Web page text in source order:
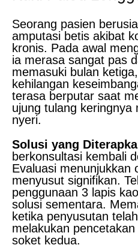
Seorang pasien
amputasi betis akibat
kronis. Pada awal
ia merasa sangat pas
memasuki bulan
kehilangan
terasa berputar saat
ujung tulang
nyeri.
Solusi yang
berkonsultasi kembali
Evaluasi menunjukkan
menyusut signifikan.
penggunaan 3 lapis
solusi sementara.
ketika penyusutan
melakukan
soket kedua.